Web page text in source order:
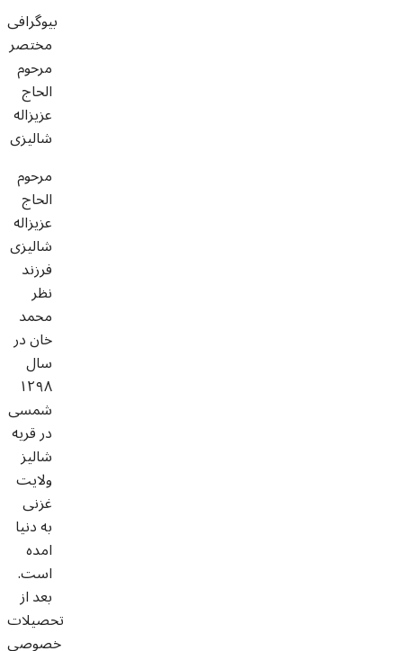
بیوگرافی
مختصر
مرحوم
الحاج
عزیزاله
شالیزی
مرحوم
الحاج
عزيزاله
شاليزى
فرزند
نظر
محمد
خان در
سال
١٢٩٨
شمسى
در قريه
شاليز
ولايت
غزنى
به دنيا
امده
است.
بعد از
تحصيلات
خصوصى